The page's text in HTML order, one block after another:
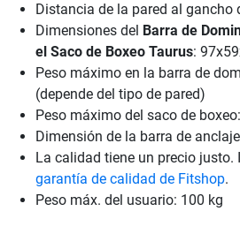
Distancia de la pared al gancho
Dimensiones del Barra de
el Saco de Boxeo Taurus:
Peso máximo en la barra de
(depende del tipo de pared)
Peso máximo del saco de
Dimensión de la barra de
La calidad tiene un precio
garantía de calidad de Fitshop.
Peso máx. del usuario: 100 kg